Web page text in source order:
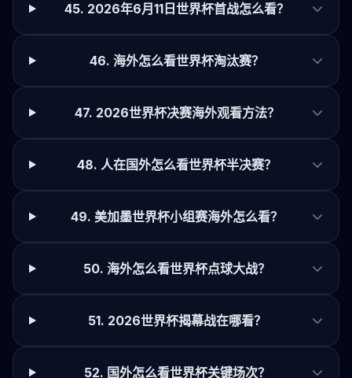
45. 2026年6月11日世界杯首战怎么看？
46. 海外怎么看世界杯淘汰赛？
47. 2026世界杯决赛海外观看方法？
48. 人在国外怎么看世界杯半决赛？
49. 美加墨世界杯小组赛海外怎么看？
50. 海外怎么看世界杯点球大战？
51. 2026世界杯揭幕战在哪看？
52. 国外怎么看世界杯关键场次？